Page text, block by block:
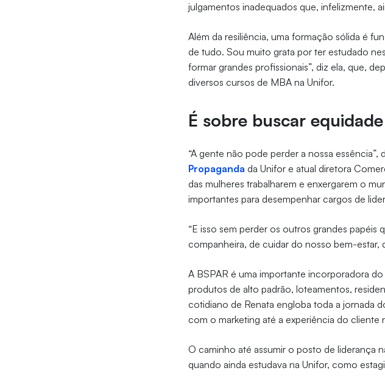
julgamentos inadequados que, infelizmente,
Além da resiliência, uma formação sólida é
de tudo. Sou muito grata por ter estudado
formar grandes profissionais”, diz ela, que,
diversos cursos de MBA na Unifor.
É sobre buscar
“A gente não pode perder a nossa essência”,
Propaganda da Unifor e atual diretora
das mulheres trabalharem e enxergarem o
importantes para desempenhar cargos de
“E isso sem perder os outros grandes papéis
companheira, de cuidar do nosso bem-estar,
A BSPAR é uma importante incorporadora
produtos de alto padrão, loteamentos,
cotidiano de Renata engloba toda a jornada
com o marketing até a experiência do cliente
O caminho até assumir o posto de liderança
quando ainda estudava na Unifor, como